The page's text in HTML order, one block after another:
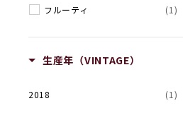
フルーティ
(1)
生産年（VINTAGE）
2018 (1)